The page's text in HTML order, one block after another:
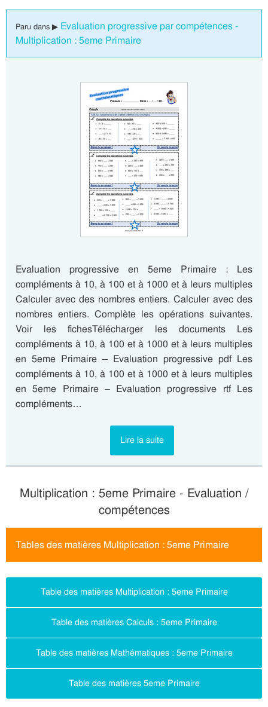
Paru dans ▶ Evaluation progressive par compétences -
Multiplication : 5eme Primaire
Evaluation progressive en 5eme Primaire : Les
compléments à 10, à 100 et à 1000 et à leurs multiples
Calculer avec des nombres entiers. Calculer avec des
nombres entiers. Complète les opérations suivantes.
Voir les fichesTélécharger les documents Les
compléments à 10, à 100 et à 1000 et à leurs multiples
en 5eme Primaire – Evaluation progressive pdf Les
compléments à 10, à 100 et à 1000 et à leurs multiples
en 5eme Primaire – Evaluation progressive rtf Les
compléments…
Lire la suite
Multiplication : 5eme Primaire - Evaluation /
compétences
Tables des matières Multiplication : 5eme Primaire
Table des matières Multiplication : 5eme Primaire
Table des matières Calculs : 5eme Primaire
Table des matières Mathématiques : 5eme Primaire
Table des matières 5eme Primaire